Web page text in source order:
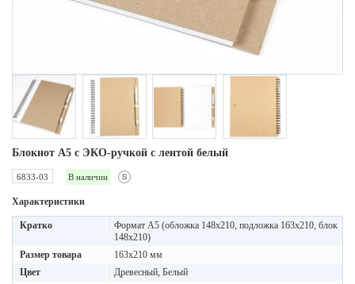
Блокнот A5 с ЭКО-ручкой с лентой белый
6833-03 В наличии
Характеристики
Кратко
Формат А5 (обложка 148х210, подложка 163х210, блок
148х210)
Размер товара
163х210 мм
Цвет
Древесный, Белый